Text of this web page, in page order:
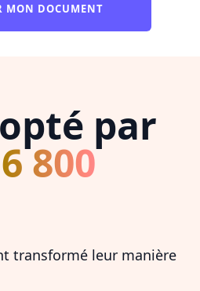
MON DOCUMENT
par
6 800
transformé leur manière